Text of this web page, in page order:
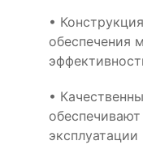
•
обеспечения
•
эксплуатации